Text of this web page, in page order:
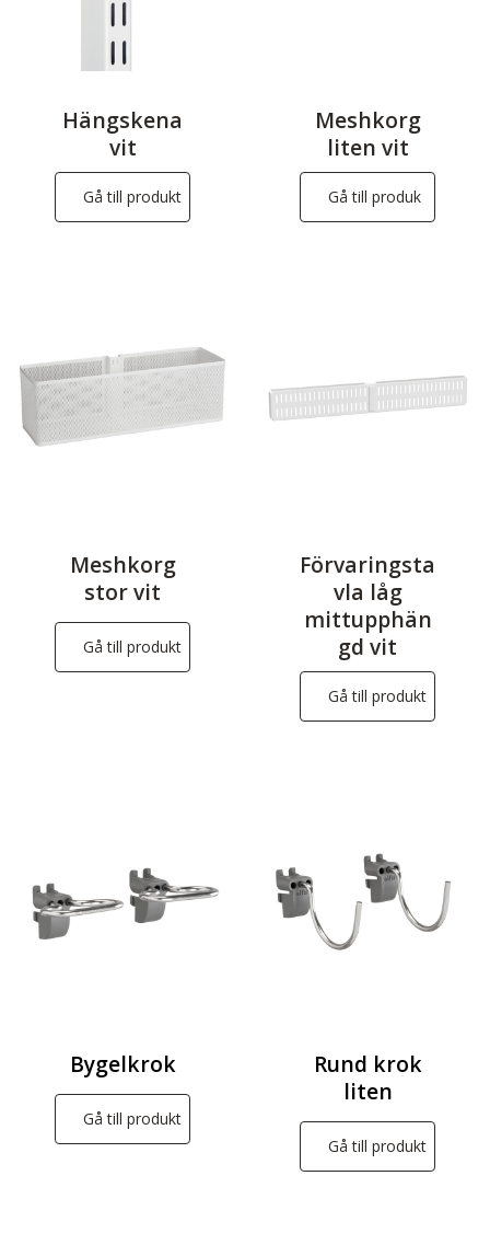
Hängskena
vit
Gå till produkt
Meshkorg
liten vit
Gå till produk
Meshkorg
stor vit
Gå till produkt
Förvaringsta
vla låg
mittupphän
gd vit
Gå till produkt
Bygelkrok
Gå till produkt
Rund krok
liten
Gå till produkt